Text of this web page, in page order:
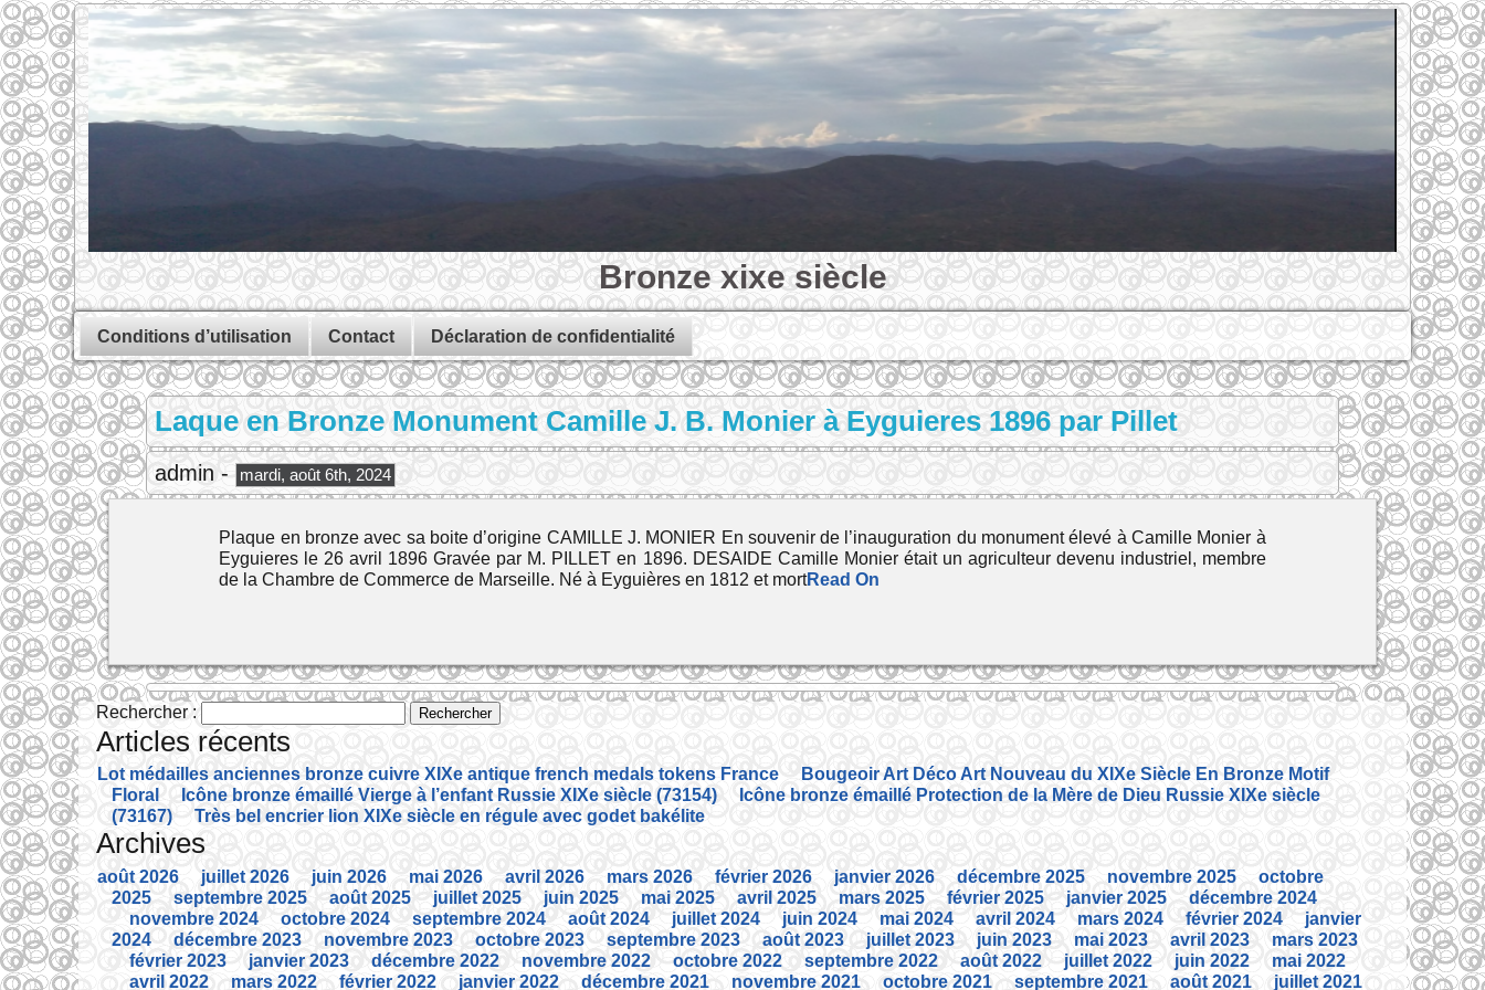
Bronze xixe siècle
Conditions d’utilisation Contact Déclaration de confidentialité
Laque en Bronze Monument Camille J. B. Monier à Eyguieres 1896 par Pillet
admin - mardi, août 6th, 2024
Plaque en bronze avec sa boite d’origine CAMILLE J. MONIER En souvenir de l’inauguration du monument élevé à Camille Monier à
Eyguieres le 26 avril 1896 Gravée par M. PILLET en 1896. DESAIDE Camille Monier était un agriculteur devenu industriel, membre
de la Chambre de Commerce de Marseille. Né à Eyguières en 1812 et mortRead On
Rechercher :
Articles récents
Lot médailles anciennes bronze cuivre XIXe antique french medals tokens France
Bougeoir Art Déco Art Nouveau du XIXe Siècle En Bronze Motif
Floral
Icône bronze émaillé Vierge à l’enfant Russie XIXe siècle (73154)
Icône bronze émaillé Protection de la Mère de Dieu Russie XIXe siècle
(73167)
Très bel encrier lion XIXe siècle en régule avec godet bakélite
Archives
août 2026 juillet 2026 juin 2026 mai 2026 avril 2026 mars 2026 février 2026 janvier 2026 décembre 2025 novembre 2025
octobre
2025
septembre 2025 août 2025 juillet 2025 juin 2025 mai 2025 avril 2025 mars 2025 février 2025 janvier 2025
décembre 2024
novembre 2024
octobre 2024 septembre 2024 août 2024 juillet 2024 juin 2024 mai 2024 avril 2024 mars 2024 février 2024
janvier
2024
décembre 2023 novembre 2023 octobre 2023 septembre 2023 août 2023 juillet 2023 juin 2023 mai 2023 avril 2023
mars 2023
février 2023
janvier 2023 décembre 2022 novembre 2022 octobre 2022 septembre 2022 août 2022 juillet 2022 juin 2022
mai 2022
avril 2022
mars 2022 février 2022 janvier 2022 décembre 2021 novembre 2021 octobre 2021 septembre 2021 août 2021 juillet 2021